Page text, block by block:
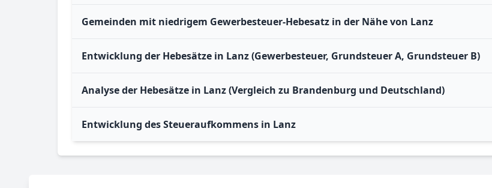
Gemeinden mit niedrigem Gewerbesteuer-Hebesatz in der Nähe von Lanz
Entwicklung der Hebesätze in Lanz (Gewerbesteuer, Grundsteuer A, Grundsteuer B)
Analyse der Hebesätze in Lanz (Vergleich zu Brandenburg und Deutschland)
Entwicklung des Steueraufkommens in Lanz